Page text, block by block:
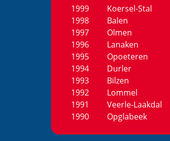
1999
Koersel-Stal
1998
Balen
1997
Olmen
1996
Lanaken
1995
Opoeteren
1994
Durler
1993
Bilzen
1992
Lommel
1991
Veerle-Laakdal
1990
Opglabeek